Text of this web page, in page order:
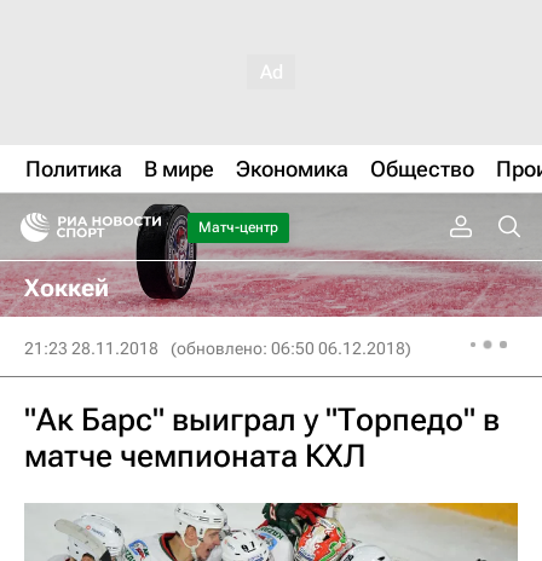
Политика В мире Экономика Общество
Матч-центр
Хоккей
21:23 28.11.2018 (обновлено: 06:50 06.12.2018)
"Ак Барс" выиграл у "Торпедо" в
матче чемпионата КХЛ